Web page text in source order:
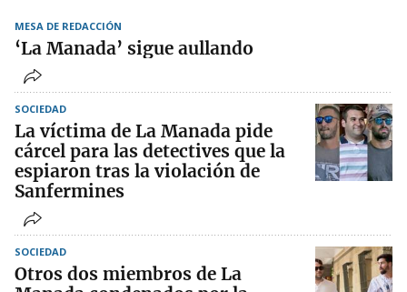
MESA DE REDACCIÓN
‘La Manada’ sigue aullando
SOCIEDAD
La víctima de La Manada pide
cárcel para las detectives que la
espiaron tras la violación de
Sanfermines
SOCIEDAD
Otros dos miembros de La